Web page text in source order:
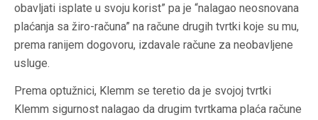
obavljati isplate u svoju korist” pa je “nalagao neosnovana
plaćanja sa žiro-računa” na račune drugih tvrtki koje su mu,
prema ranijem dogovoru, izdavale račune za neobavljene
usluge.
Prema optužnici, Klemm se teretio da je svojoj tvrtki
Klemm sigurnost nalagao da drugim tvrtkama plaća račune